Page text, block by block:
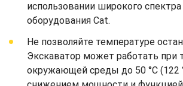
использовании широкого
оборудования Cat.
Не позволяйте температуре
Экскаватор может работать при
окружающей среды до 50 °C (122